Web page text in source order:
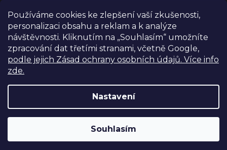
Používáme cookies ke zlepšení vaší zkušenosti,
personalizaci obsahu a reklam a k analýze
návštěvnosti. Kliknutím na „Souhlasím“ umožníte
zpracování dat třetími stranami, včetně Google,
podle jejich Zásad ochrany osobních údajů. Více info
zde.
Nastavení
Souhlasím
Výdejní sklad Praha: PO–PÁ 8:00–16:00. Při objednání a
Vytvořil Shoptet
Copyright 2026FILM-TECHNIKA. Všechna práva vyhrazena.
Upravit nastavení cookies